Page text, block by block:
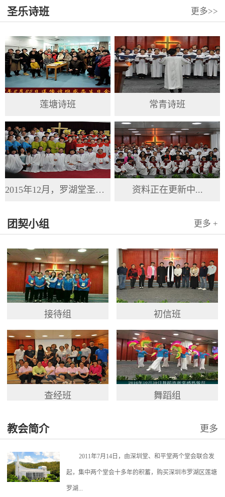
圣乐诗班 更多>>
莲塘诗班 常青诗班
2015年12月，罗湖堂圣诞节 资料正在更新中...
团契小组 更多 +
接待组 初信班
查经班 舞蹈组
教会简介 更多
2011年7月14日，由深圳堂、和平堂两个堂会联合发
起，集中两个堂会十多年的积蓄，购买深圳市罗湖区莲塘
罗湖...